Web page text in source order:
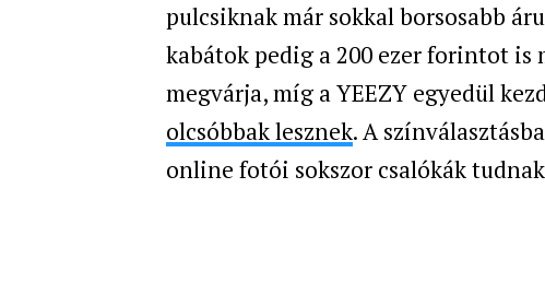
pulcsiknak már sokkal borsosabb
kabátok pedig a 200 ezer forintot
megvárja, míg a YEEZY egyedül
olcsóbbak lesznek. A
online fotói sokszor csalókák